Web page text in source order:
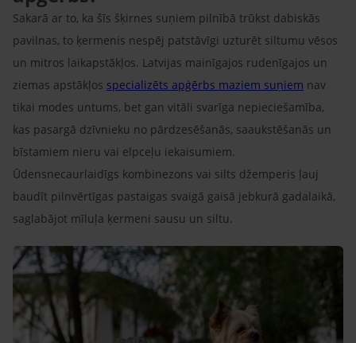
Sakarā ar to, ka šīs šķirnes suņiem pilnībā trūkst dabiskās
pavilnas, to ķermenis nespēj patstāvīgi uzturēt siltumu vēsos
un mitros laikapstākļos. Latvijas mainīgajos rudenīgajos un
ziemas apstākļos specializēts apģērbs maziem suņiem nav
tikai modes untums, bet gan vitāli svarīga nepieciešamība,
kas pasargā dzīvnieku no pārdzesēšanās, saaukstēšanās un
bīstamiem nieru vai elpceļu iekaisumiem.
Ūdensnecaurlaidīgs kombinezons vai silts džemperis ļauj
baudīt pilnvērtīgas pastaigas svaigā gaisā jebkurā gadalaikā,
saglabājot mīluļa ķermeni sausu un siltu.